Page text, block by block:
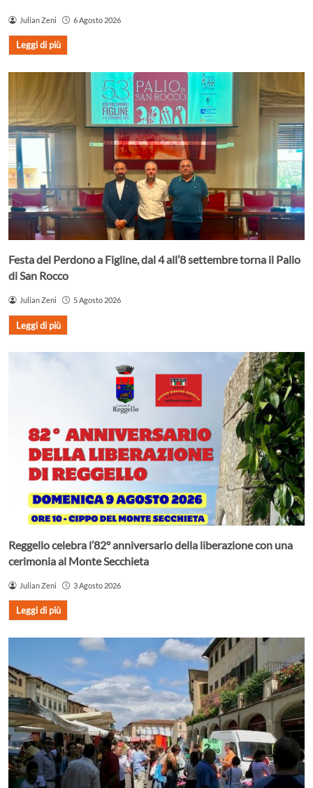
Julian Zeni 6 Agosto 2026
Leggi di più
Festa del Perdono a Figline, dal 4 all’8 settembre torna il Palio
di San Rocco
Julian Zeni 5 Agosto 2026
Leggi di più
Reggello celebra l’82° anniversario della liberazione con una
cerimonia al Monte Secchieta
Julian Zeni 3 Agosto 2026
Leggi di più